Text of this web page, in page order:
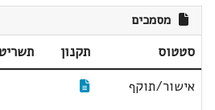
מסמכים
סטטוס תקנון תשריט
אישור/תוקף